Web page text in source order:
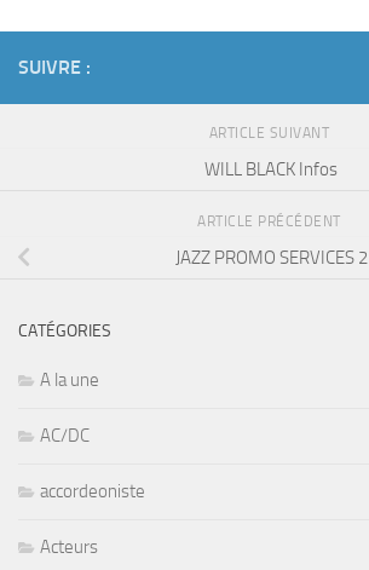
SUIVRE :
ARTICLE SUIVANT
WILL BLACK Infos
ARTICLE PRÉCÉDENT
JAZZ PROMO SERVICES 2
CATÉGORIES
A la une
AC/DC
accordeoniste
Acteurs